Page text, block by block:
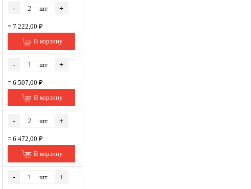
- шт +
= 7 222,00 ₽
В корзину
- шт +
= 6 507,00 ₽
В корзину
- шт +
= 6 472,00 ₽
В корзину
- шт +